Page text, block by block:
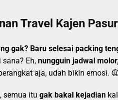
Travel Kajen
gak? Baru selesai packing
Eh, nungguin jadwal
aja, udah bikin emosi.
semua itu gak bakal kejadian